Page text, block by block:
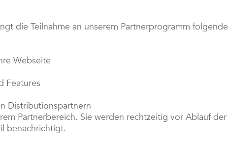
die Teilnahme an unserem Partnerprogramm folgende
Webseite
Features
Distributionspartnern
Partnerbereich. Sie werden rechtzeitig vor Ablauf der
benachrichtigt.